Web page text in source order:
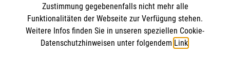
Newsletter abonnieren
Zustimmung gegebenenfalls nicht mehr alle
Funktionalitäten der Webseite zur Verfügung stehen.
Weitere Infos finden Sie in unseren speziellen Cookie-
Datenschutzhinweisen unter folgendem Link.